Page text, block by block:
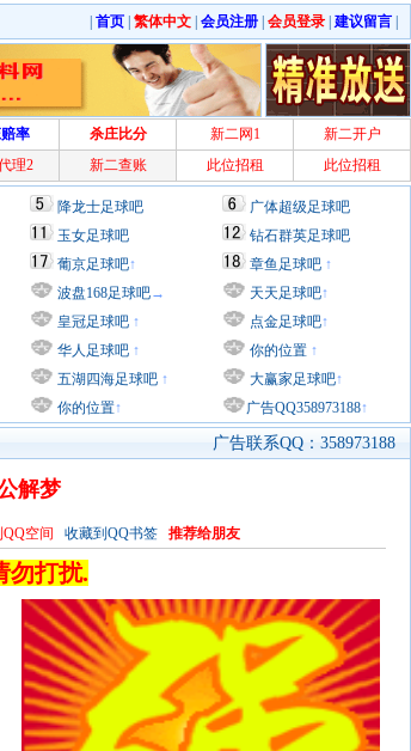
首页 繁体中文 会员注册 会员登录 建议留言
率 杀庄比分 新二网1
新二开户
理2 新二查账 此位招租 此位招租
降龙士足球吧
玉女足球吧
葡京足球吧↑
波盘168足球吧→
皇冠足球吧 ↑
华人足球吧 ↑
五湖四海足球吧 ↑
你的位置↑
广体超级足球吧
钻石群英足球吧
章鱼足球吧 ↑
天天足球吧↑
点金足球吧↑
你的位置 ↑
大赢家足球吧↑
广告QQ358973188↑
广告联系QQ：358973188
解梦
空间 收藏到QQ书签 推荐给朋友
勿打扰.